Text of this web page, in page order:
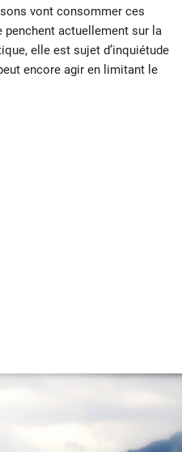
vont consommer ces
actuellement sur la
elle est sujet d’inquiétude
encore agir en limitant le